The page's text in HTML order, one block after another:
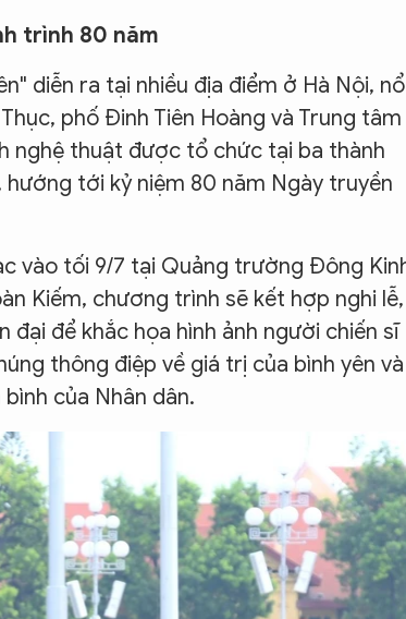
trình 80 năm
diễn ra tại nhiều địa điểm ở Hà Nội,
phố Đinh Tiên Hoàng và Trung tâm
nghệ thuật được tổ chức tại ba thành
tới kỷ niệm 80 năm Ngày truyền
vào tối 9/7 tại Quảng trường Đông
Kiếm, chương trình sẽ kết hợp nghi lễ,
đại để khắc họa hình ảnh người chiến sĩ
thông điệp về giá trị của bình yên và
của Nhân dân.